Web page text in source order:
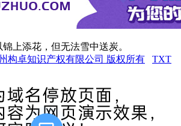
上添花，但无法雪中送炭。
构卓知识产权有限公司 版权所有
TXT